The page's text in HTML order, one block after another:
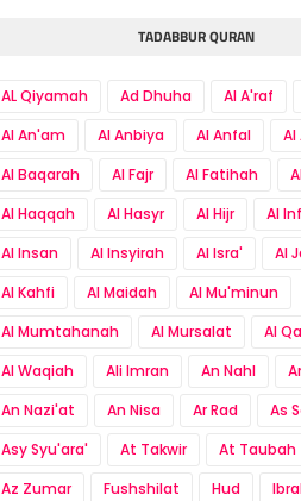
TADABBUR QURAN
AL Qiyamah Ad Dhuha Al A'raf
Al An'am
Al Anbiya Al Anfal
Al
Al Baqarah
Al Fajr Al Fatihah
Al Haqqah
Al Hasyr Al Hijr
Al
Al Insan
Al Insyirah Al Isra'
Al
Al Kahfi
Al Maidah
Al Mu'minun
Al Mumtahanah
Al Mursalat
Al
Al Waqiah
Ali Imran An Nahl
An Nazi'at
An Nisa Ar Rad
As
Asy Syu'ara'
At Takwir
At Taubah
Az Zumar
Fushshilat Hud